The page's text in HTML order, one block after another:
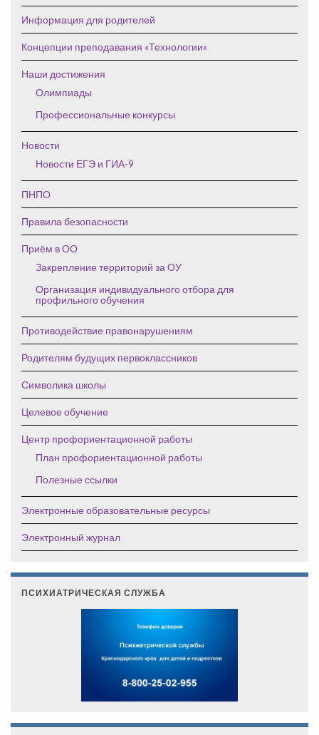
Информация для родителей
Концепции преподавания «Технологии»
Наши достижения
Олимпиады
Профессиональные конкурсы
Новости
Новости ЕГЭ и ГИА-9
ПНПО
Правила безопасности
Приём в ОО
Закрепление территорий за ОУ
Организация индивидуального отбора для
профильного обучения
Противодействие правонарушениям
Родителям будущих первоклассников
Символика школы
Целевое обучение
Центр профориентационной работы
План профориентационной работы
Полезные ссылки
Электронные образовательные ресурсы
Электронный журнал
ПСИХИАТРИЧЕСКАЯ СЛУЖБА